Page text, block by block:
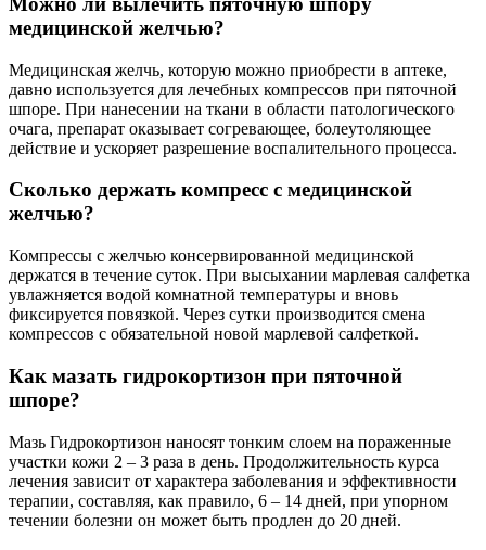
медицинской желчью?
Медицинская желчь, которую можно приобрести в аптеке,
давно используется для лечебных компрессов при пяточной
шпоре. При нанесении на ткани в области патологического
очага, препарат оказывает согревающее, болеутоляющее
действие и ускоряет разрешение воспалительного процесса.
Сколько держать компресс с медицинской
желчью?
Компрессы с желчью консервированной медицинской
держатся в течение суток. При высыхании марлевая салфетка
увлажняется водой комнатной температуры и вновь
фиксируется повязкой. Через сутки производится смена
компрессов с обязательной новой марлевой салфеткой.
Как мазать гидрокортизон при пяточной
шпоре?
Мазь Гидрокортизон наносят тонким слоем на пораженные
участки кожи 2 – 3 раза в день. Продолжительность курса
лечения зависит от характера заболевания и эффективности
терапии, составляя, как правило, 6 – 14 дней, при упорном
течении болезни он может быть продлен до 20 дней.